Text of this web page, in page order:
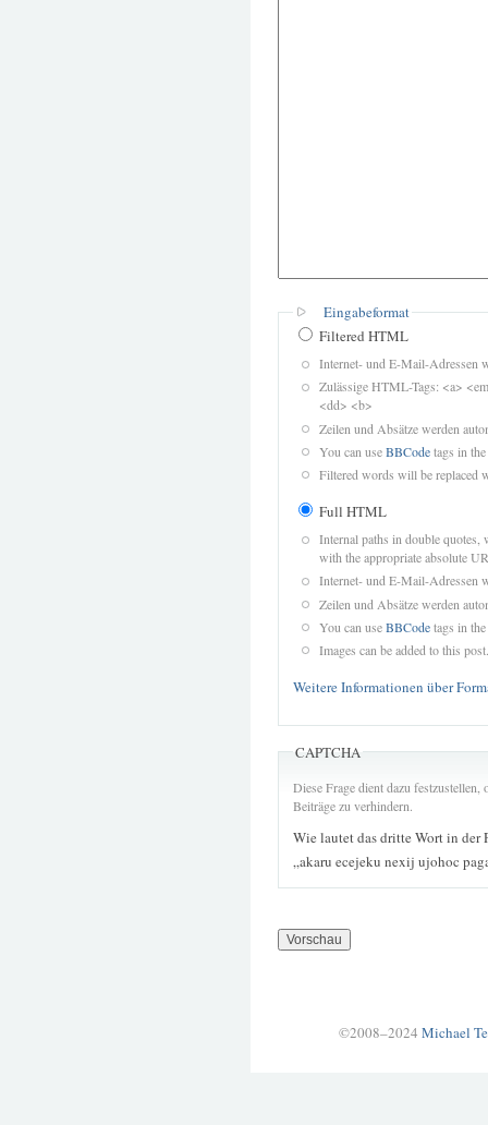
Eingabeformat
Filtered HTML
Internet- und E-Mail-Adressen
Zulässige HTML-Tags: <a>
<dd> <b>
Zeilen und Absätze werden
You can useBBCodetags in
Filtered words will be replaced
Full HTML
Internal paths in double quotes,
with the appropriate absolute
Internet- und E-Mail-Adressen
Zeilen und Absätze werden
You can useBBCodetags in
Images can be added to this post.
Weitere Informationen über
CAPTCHA
Diese Frage dient dazu
Beiträge zu verhindern.
Wie lautet das dritte Wort in der
„akaru ecejeku nexij ujohoc
©2008–2024 Michael